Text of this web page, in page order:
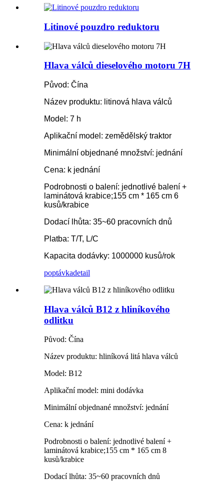
Litinové pouzdro reduktoru
Hlava válců dieselového motoru 7H
Původ: Čína
Název produktu: litinová hlava válců
Model: 7 h
Aplikační model: zemědělský traktor
Minimální objednané množství: jednání
Cena: k jednání
Podrobnosti o balení: jednotlivé balení +
laminátová krabice;155 cm * 165 cm 6
kusů/krabice
Dodací lhůta: 35~60 pracovních dnů
Platba: T/T, L/C
Kapacita dodávky: 1000000 kusů/rok
poptávkadetail
Hlava válců B12 z hliníkového
odlitku
Původ: Čína
Název produktu: hliníková litá hlava válců
Model: B12
Aplikační model: mini dodávka
Minimální objednané množství: jednání
Cena: k jednání
Podrobnosti o balení: jednotlivé balení +
laminátová krabice;155 cm * 165 cm 8
kusů/krabice
Dodací lhůta: 35~60 pracovních dnů